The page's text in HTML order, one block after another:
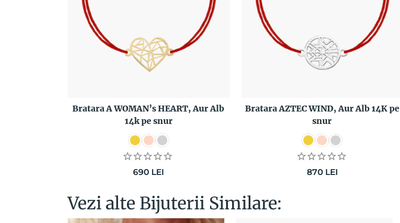
Bratara A WOMAN’s HEART, Aur Alb
14k pe snur
690 LEI
Bratara AZTEC WIND, Aur Alb 14K pe
snur
870 LEI
Vezi alte Bijuterii Similare: